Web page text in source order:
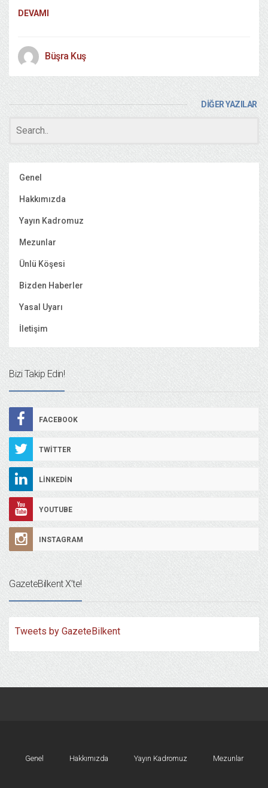
DEVAMI
Büşra Kuş
DİĞER YAZILAR
Genel
Hakkımızda
Yayın Kadromuz
Mezunlar
Ünlü Köşesi
Bizden Haberler
Yasal Uyarı
İletişim
Bizi Takip Edin!
FACEBOOK
TWITTER
LINKEDIN
YOUTUBE
INSTAGRAM
GazeteBilkent X’te!
Tweets by GazeteBilkent
Genel Hakkımızda Yayın Kadromuz Mezunlar